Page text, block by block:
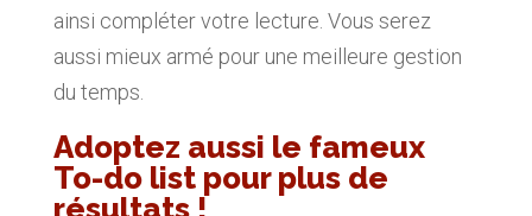
ainsi compléter votre lecture. Vous serez
aussi mieux armé pour une meilleure gestion
du temps.
Adoptez aussi le fameux
To-do list pour plus de